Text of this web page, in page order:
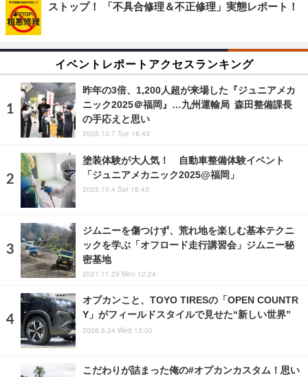
ストップ！ 「不具合修理＆不正修理」実態レポート！
イベントレポートアクセスランキング
昨年の3倍、1,200人超が来場した『ジュニアメカ
ニック2025＠福岡』…九州運輸局 森田整備課長
の手応えと思い
2025.10.7 Tue 18:43
塗装体験が大人気！ 自動車整備体験イベント
「ジュニアメカニック2025@福岡」
2025.10.4 Sat 18:43
ジムニーを傷つけず、荒れ地を楽しむ基本テクニ
ックを学ぶ「オフロード走行講習会」ジムニー秘
密基地
2021.11.29 Mon 12:24
オプカンこと、TOYO TIRESの「OPEN COUNTR
Y」がフィールドスタイルで見せた“新しい世界”
2026.6.24 Wed 13:00
こだわりが詰まった俺の#オプカンカスタム！思い